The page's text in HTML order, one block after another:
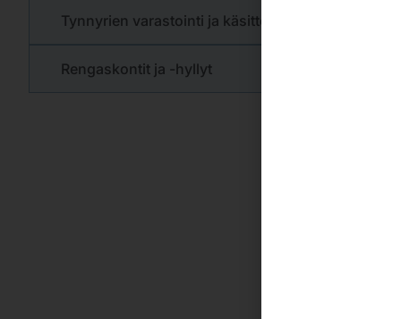
Tynnyrien varastointi ja käsittely
Rengaskontit ja -hyllyt
käsiksi
Jos